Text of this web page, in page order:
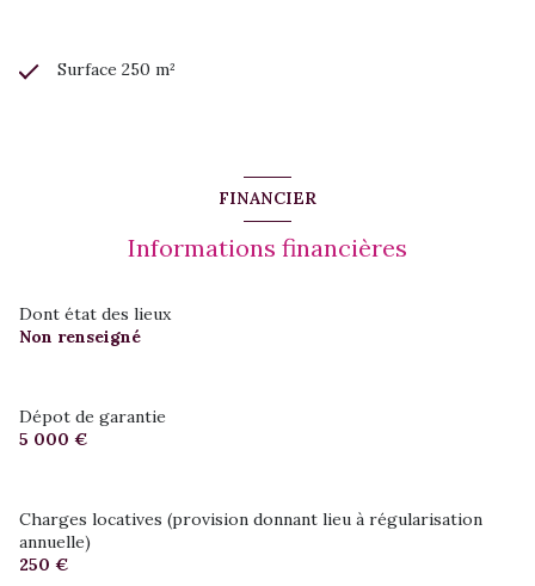
Surface 250 m²
FINANCIER
Informations financières
Dont état des lieux
Non renseigné
Dépot de garantie
5 000 €
Charges locatives (provision donnant lieu à régularisation
annuelle)
250 €